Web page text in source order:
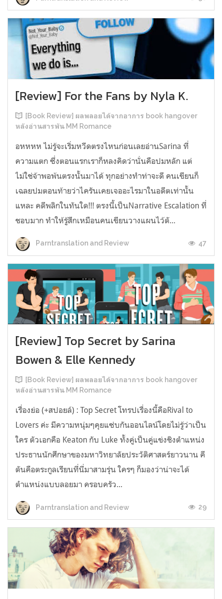
[Review] For the Fans by Nyla K.
[Book Review] ผลพลอยได้จากอาการ book hangover
หลังอ่านสารพัน MM Romance
อหหหห ไม่รู้จะเริ่มหวีดตรงไหนก่อนเลยอ่านSarina ที่
ความแตก ซึ่งตอนแรกเราก็หลงคิดว่านั่นคือปมหลัก แต่
ไม่ใช่จ้าพอพ้นตรงนั้นมาได้ ทุกอย่างทำท่าจะดี คนเขียนก็
เฉลยปมตอนท้ายว่าไครันเคยเจออะไรมาในอดีตเท่านั้น
แหละ คดีพลิกในทันใด!!! ตรงนี้เป็นNarrative Escalation ที่
ชอบมาก ทำให้รู้สึกเหมือนคนเขียนวางแผนไว้ตั...
Parntranslation and Review 47
[Review] Top Secret by Sarina
Bowen & Elle Kennedy
[Book Review] ผลพลอยได้จากอาการ book hangover
หลังอ่านสารพัน MM Romance
เรื่องย่อ (+สปอยล์) : Top Secret โทรปเรื่องนี้คือRival to
Lovers ค่ะ มีความหนุ่มๆคุยแซ่บกันออนไลน์โดยไม่รู้ว่าเป็น
ใคร ตัวเอกคือ Keaton กับ Luke ทั้งคู่เป็นคู่แข่งชิงตำแหน่ง
ประธานนักศึกษาของมหาวิทยาลัยประวัติศาสตร์ยาวนาน คี
ตันคือตระกูลเรียนที่นี่มาสามรุ่น ใครๆ ก็มองว่าน่าจะได้
ตำแหน่งแบบลอยมา ครอบครัว...
Parntranslation and Review 29